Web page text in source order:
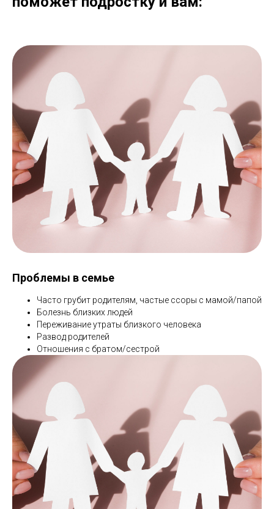
Проблемы в семье
Часто грубит родителям, частые ссоры с мамой/папой
Болезнь близких людей
Переживание утраты близкого человека
Развод родителей
Отношения с братом/сестрой